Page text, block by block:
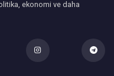
ekonomi ve daha